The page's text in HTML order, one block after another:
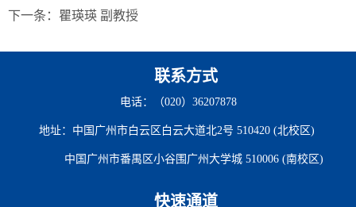
下一条： 瞿瑛瑛 副教授
联系方式
电话：（020）36207878
地址：中国广州市白云区白云大道北2号 510420 (北校区)
中国广州市番禺区小谷围广州大学城 510006 (南校区)
快速通道